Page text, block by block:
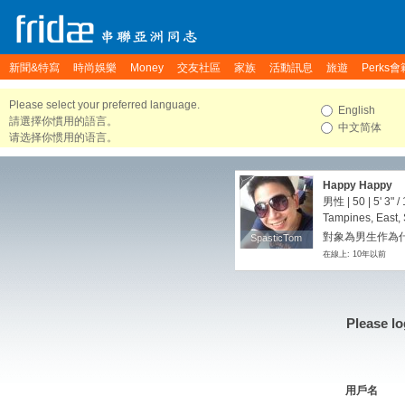
新聞&特寫 時尚娛樂 Money 交友社區 家族 活動訊息 旅遊 Perks會
Please select your preferred language.
請選擇你慣用的語言。
请选择你惯用的语言。
English
中文简体
SpasticTom
SpasticTom
Happy Happy
男性 | 50 | 5' 3" /
Tampines, East,
對象為男生作為
在線上: 10年以前
Please
用戶名